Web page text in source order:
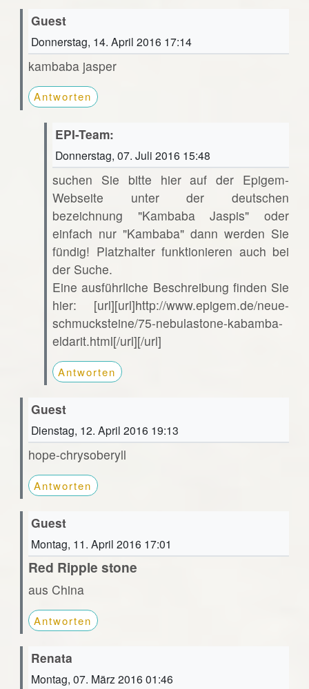
Guest
Donnerstag, 14. April 2016 17:14
kambaba jasper
Antworten
EPI-Team:
Donnerstag, 07. Juli 2016 15:48
suchen Sie bitte hier auf der Epigem-
Webseite unter der deutschen
bezeichnung "Kambaba Jaspis" oder
einfach nur "Kambaba" dann werden Sie
fündig! Platzhalter funktionieren auch bei
der Suche.
Eine ausführliche Beschreibung finden Sie
hier: [url][url]http://www.epigem.de/neue-
schmucksteine/75-nebulastone-kabamba-
eldarit.html[/url][/url]
Antworten
Guest
Dienstag, 12. April 2016 19:13
hope-chrysoberyll
Antworten
Guest
Montag, 11. April 2016 17:01
Red Ripple stone
aus China
Antworten
Renata
Montag, 07. März 2016 01:46